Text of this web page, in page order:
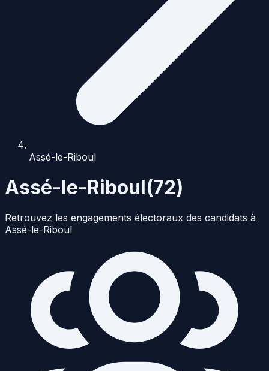
Assé-le-Riboul
Assé-le-Riboul(72)
Retrouvez les engagements électoraux des candidats à
Assé-le-Riboul